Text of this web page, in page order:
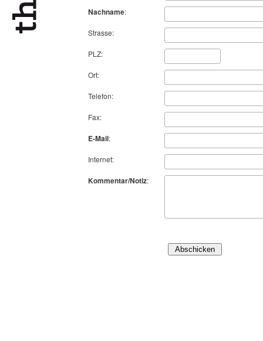
Nachname:
Strasse:
PLZ:
Ort:
Telefon:
Fax:
E-Mail:
Internet:
Kommentar/Notiz: